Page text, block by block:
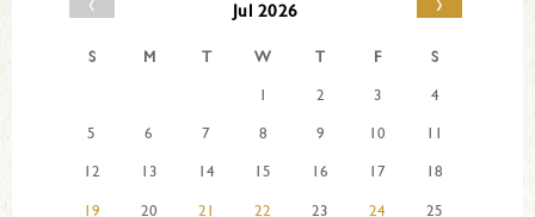
Jul 2026
S M T W T F
S
1
2 3
4
5
6 7 8 9 10
11
12
13 14 15 16 17
18
19
20 21 22 23 24
25